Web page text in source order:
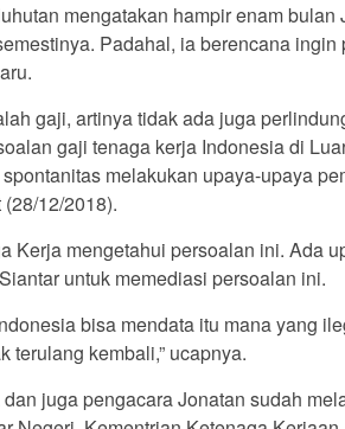
mengatakan hampir enam bulan
Padahal, ia berencana
gaji, artinya tidak ada juga
gaji tenaga kerja Indonesia di
melakukan upaya-upaya
12/2018).
Kerja mengetahui persoalan ini. Ada
untuk memediasi persoalan ini.
bisa mendata itu mana yang
terulang kembali,” ucapnya.
juga pengacara Jonatan sudah